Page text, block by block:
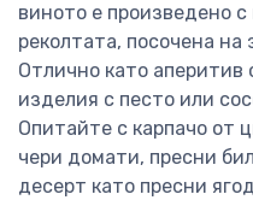
виното е произведено
реколтата, посочена на
Отлично като аперитив
изделия с песто или
Опитайте с карпачо от
чери домати, пресни
десерт като пресни